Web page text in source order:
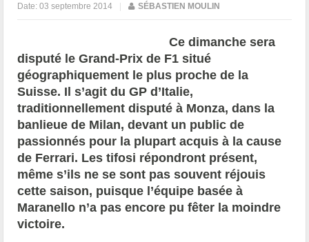
Date:03 septembre 2014 | SÉBASTIEN MOULIN
Ce dimanche sera
disputé le Grand-Prix de F1 situé
géographiquement le plus proche de la
Suisse. Il s’agit du GP d’Italie,
traditionnellement disputé à Monza, dans la
banlieue de Milan, devant un public de
passionnés pour la plupart acquis à la cause
de Ferrari. Les tifosi répondront présent,
même s’ils ne se sont pas souvent réjouis
cette saison, puisque l’équipe basée à
Maranello n’a pas encore pu fêter la moindre
victoire.